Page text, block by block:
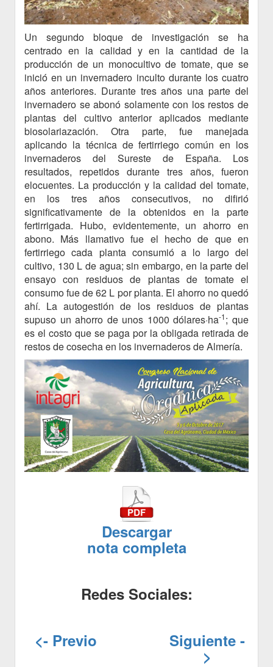
Un segundo bloque de investigación se ha
centrado en la calidad y en la cantidad de la
producción de un monocultivo de tomate, que se
inició en un invernadero inculto durante los cuatro
años anteriores. Durante tres años una parte del
invernadero se abonó solamente con los restos de
plantas del cultivo anterior aplicados mediante
biosolariazación. Otra parte, fue manejada
aplicando la técnica de fertirriego común en los
invernaderos del Sureste de España. Los
resultados, repetidos durante tres años, fueron
elocuentes. La producción y la calidad del tomate,
en los tres años consecutivos, no difirió
significativamente de la obtenidos en la parte
fertirrigada. Hubo, evidentemente, un ahorro en
abono. Más llamativo fue el hecho de que en
fertirriego cada planta consumió a lo largo del
cultivo, 130 L de agua; sin embargo, en la parte del
ensayo con residuos de plantas de tomate el
consumo fue de 62 L por planta. El ahorro no quedó
ahí. La autogestión de los residuos de plantas
supuso un ahorro de unos 1000 dólares·ha-1; que
es el costo que se paga por la obligada retirada de
restos de cosecha en los invernaderos de Almería.
Descargar
nota completa
Redes Sociales:
<- Previo Siguiente -
>